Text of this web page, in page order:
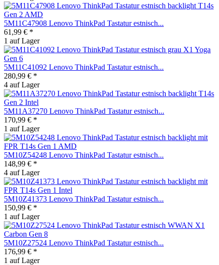
5M11C47908 Lenovo ThinkPad Tastatur estnisch...
61,99 € *
1 auf Lager
5M11C41092 Lenovo ThinkPad Tastatur estnisch...
280,99 € *
4 auf Lager
5M11A37270 Lenovo ThinkPad Tastatur estnisch...
170,99 € *
1 auf Lager
5M10Z54248 Lenovo ThinkPad Tastatur estnisch...
148,99 € *
4 auf Lager
5M10Z41373 Lenovo ThinkPad Tastatur estnisch...
150,99 € *
1 auf Lager
5M10Z27524 Lenovo ThinkPad Tastatur estnisch...
176,99 € *
1 auf Lager